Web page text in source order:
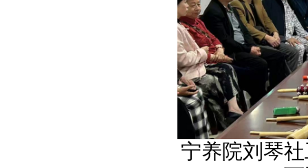
宁养院刘琴